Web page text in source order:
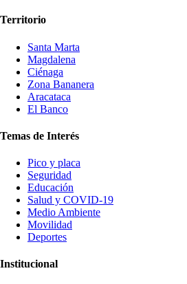
Territorio
Santa Marta
Magdalena
Ciénaga
Zona Bananera
Aracataca
El Banco
Temas de Interés
Pico y placa
Seguridad
Educación
Salud y COVID-19
Medio Ambiente
Movilidad
Deportes
Institucional